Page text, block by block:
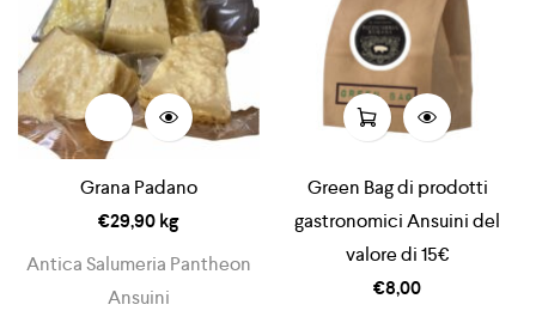
Grana Padano
€29,90kg
Antica Salumeria Pantheon
Ansuini
Green Bag di prodotti
gastronomici Ansuini del
valore di 15€
€8,00